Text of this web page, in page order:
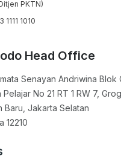
PKTN)
1111 1010
Head Office
Senayan Andriwina Blok
No 21 RT 1 RW 7,
Baru, Jakarta Selatan
12210